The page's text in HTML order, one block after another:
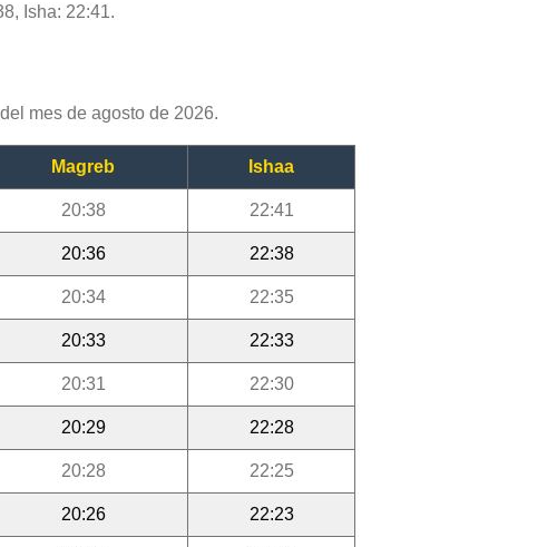
Isha: 22:41.
mes de agosto de 2026.
Magreb Ishaa
20:38 22:41
20:36 22:38
20:34 22:35
20:33 22:33
20:31 22:30
20:29 22:28
20:28 22:25
20:26 22:23